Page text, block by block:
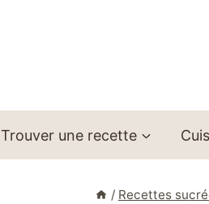
Trouver une recette
/ Recettes